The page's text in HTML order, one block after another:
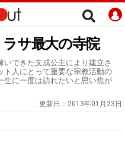
サ最大の寺院
いできた文成公主により建立さ
ト人にとって重要な宗教活動の
生に一度は訪れたいと思い焦が
更新日： 2013年01月23日